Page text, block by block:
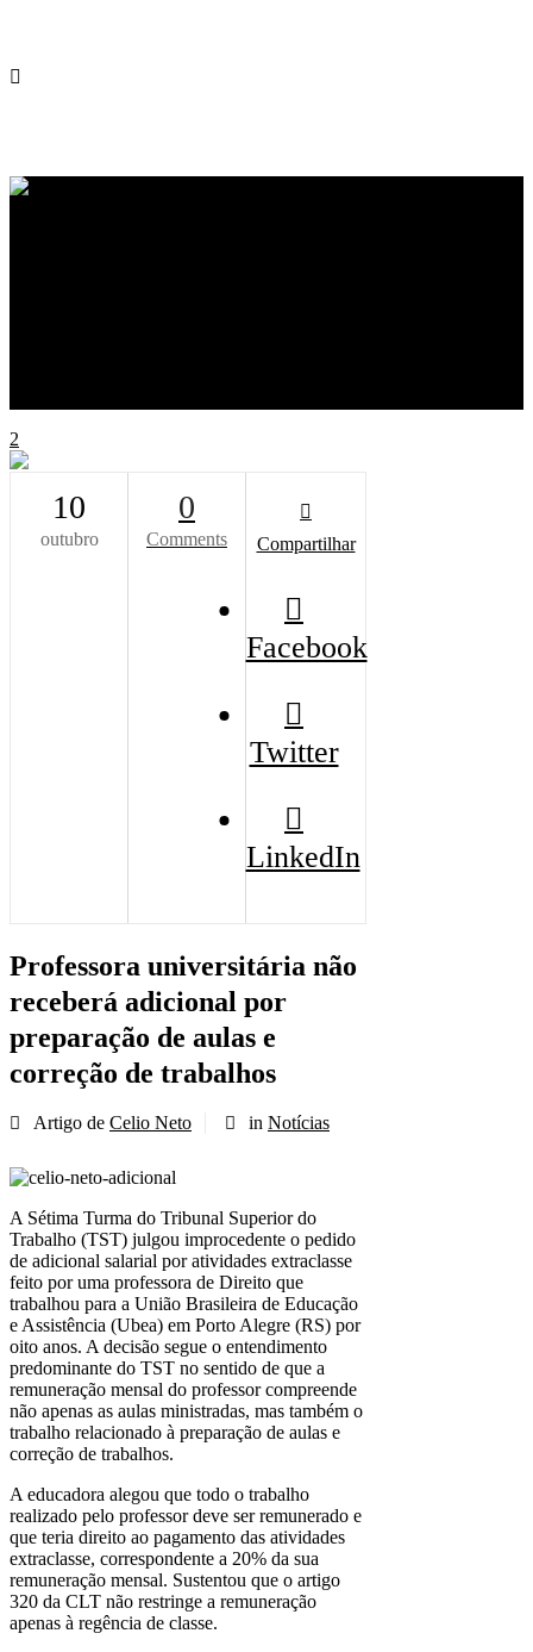
10
outubro
0
Comments Compartilhar
Facebook
Twitter
LinkedIn
Professora universitária não
receberá adicional por
preparação de aulas e
correção de trabalhos
Artigo de Celio Neto in Notícias
A Sétima Turma do Tribunal Superior do
Trabalho (TST) julgou improcedente o pedido
de adicional salarial por atividades extraclasse
feito por uma professora de Direito que
trabalhou para a União Brasileira de Educação
e Assistência (Ubea) em Porto Alegre (RS) por
oito anos. A decisão segue o entendimento
predominante do TST no sentido de que a
remuneração mensal do professor compreende
não apenas as aulas ministradas, mas também o
trabalho relacionado à preparação de aulas e
correção de trabalhos.
A educadora alegou que todo o trabalho
realizado pelo professor deve ser remunerado e
que teria direito ao pagamento das atividades
extraclasse, correspondente a 20% da sua
remuneração mensal. Sustentou que o artigo
320 da CLT não restringe a remuneração
apenas à regência de classe.